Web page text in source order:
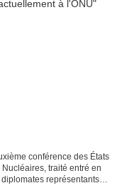
conférence des États
traité entré en
représentants